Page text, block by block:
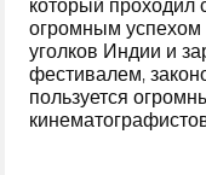
который проходил
огромным успехом
уголков Индии и
фестивалем,
пользуется